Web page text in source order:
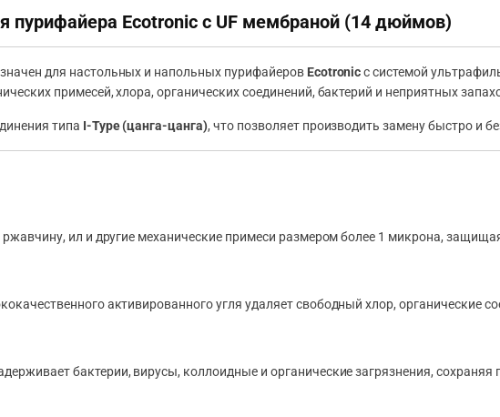
пурифайера Ecotronic с UF мембраной (14 дюймов)
для настольных и напольных пурифайеров Ecotronicс системой
примесей, хлора, органических соединений, бактерий и неприятных
типа I-Type (цанга-цанга), что позволяет производить замену быстро и
ил и другие механические примеси размером более 1 микрона,
активированного угля удаляет свободный хлор, органические
бактерии, вирусы, коллоидные и органические загрязнения,